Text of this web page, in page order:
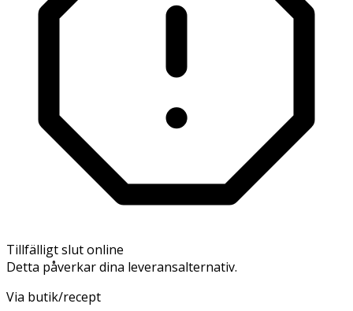
Tillfälligt slut online
Detta påverkar dina leveransalternativ.
Via butik/recept